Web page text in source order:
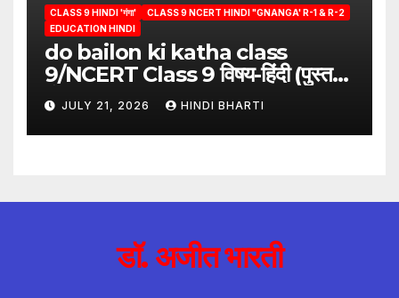
CLASS 9 HINDI 'गंगा'
CLASS 9 NCERT HINDI "GNANGA' R-1 & R-2
EDUCATION HINDI
do bailon ki katha class
9/NCERT Class 9 विषय-हिंदी (पुस्तक-
गंगा)JULY 21, 2026 HINDI BHARTI
डॉ. अजीत भारती